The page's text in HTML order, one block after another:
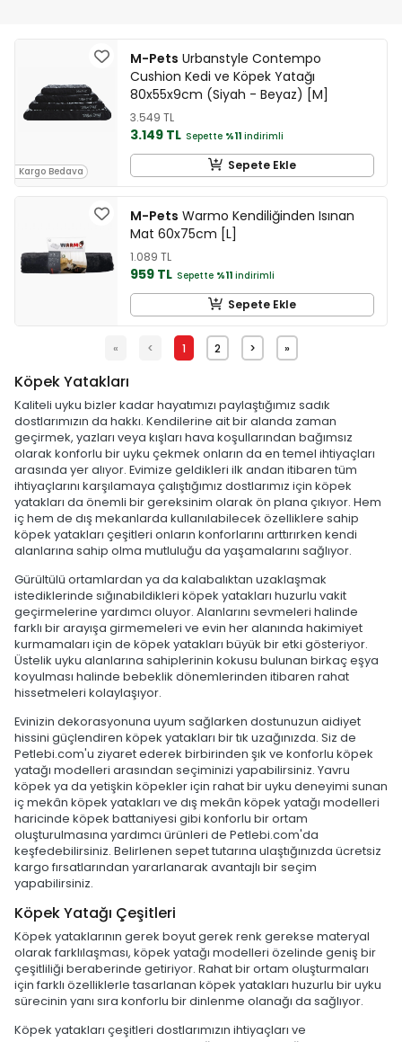
Kargo Bedava
M-Pets Urbanstyle Contempo
Cushion Kedi ve Köpek Yatağı
80x55x9cm (Siyah - Beyaz) [M]
3.549 TL
3.149 TL Sepette %11 indirimli
Sepete Ekle
M-Pets Warmo Kendiliğinden Isınan
Mat 60x75cm [L]
1.089 TL
959 TL Sepette %11 indirimli
Sepete Ekle
« < 1 2 > »
Köpek Yatakları
Kaliteli uyku bizler kadar hayatımızı paylaştığımız sadık
dostlarımızın da hakkı. Kendilerine ait bir alanda zaman
geçirmek, yazları veya kışları hava koşullarından bağımsız
olarak konforlu bir uyku çekmek onların da en temel ihtiyaçları
arasında yer alıyor. Evimize geldikleri ilk andan itibaren tüm
ihtiyaçlarını karşılamaya çalıştığımız dostlarımız için köpek
yatakları da önemli bir gereksinim olarak ön plana çıkıyor. Hem
iç hem de dış mekanlarda kullanılabilecek özelliklere sahip
köpek yatakları çeşitleri onların konforlarını arttırırken kendi
alanlarına sahip olma mutluluğu da yaşamalarını sağlıyor.
Gürültülü ortamlardan ya da kalabalıktan uzaklaşmak
istediklerinde sığınabildikleri köpek yatakları huzurlu vakit
geçirmelerine yardımcı oluyor. Alanlarını sevmeleri halinde
farklı bir arayışa girmemeleri ve evin her alanında hakimiyet
kurmamaları için de köpek yatakları büyük bir etki gösteriyor.
Üstelik uyku alanlarına sahiplerinin kokusu bulunan birkaç eşya
koyulması halinde bebeklik dönemlerinden itibaren rahat
hissetmeleri kolaylaşıyor.
Evinizin dekorasyonuna uyum sağlarken dostunuzun aidiyet
hissini güçlendiren köpek yatakları bir tık uzağınızda. Siz de
Petlebi.com'u ziyaret ederek birbirinden şık ve konforlu köpek
yatağı modelleri arasından seçiminizi yapabilirsiniz. Yavru
köpek ya da yetişkin köpekler için rahat bir uyku deneyimi sunan
iç mekân köpek yatakları ve dış mekân köpek yatağı modelleri
haricinde köpek battaniyesi gibi konforlu bir ortam
oluşturulmasına yardımcı ürünleri de Petlebi.com'da
keşfedebilirsiniz. Belirlenen sepet tutarına ulaştığınızda ücretsiz
kargo fırsatlarından yararlanarak avantajlı bir seçim
yapabilirsiniz.
Köpek Yatağı Çeşitleri
Köpek yataklarının gerek boyut gerek renk gerekse materyal
olarak farklılaşması, köpek yatağı modelleri özelinde geniş bir
çeşitliliği beraberinde getiriyor. Rahat bir ortam oluşturmaları
için farklı özelliklerle tasarlanan köpek yatakları huzurlu bir uyku
sürecinin yanı sıra konforlu bir dinlenme olanağı da sağlıyor.
Köpek yatakları çeşitleri dostlarımızın ihtiyaçları ve